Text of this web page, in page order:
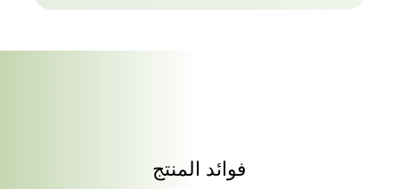
فوائد المنتج